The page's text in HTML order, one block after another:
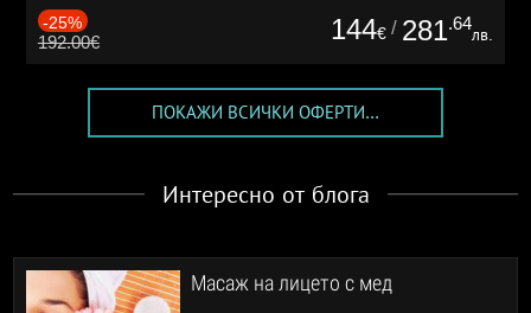
-25%
192.00€ 144€ / 281.64
лв.
ПОКАЖИ ВСИЧКИ ОФЕРТИ...
Интересно от блога
Масаж на лицето с мед